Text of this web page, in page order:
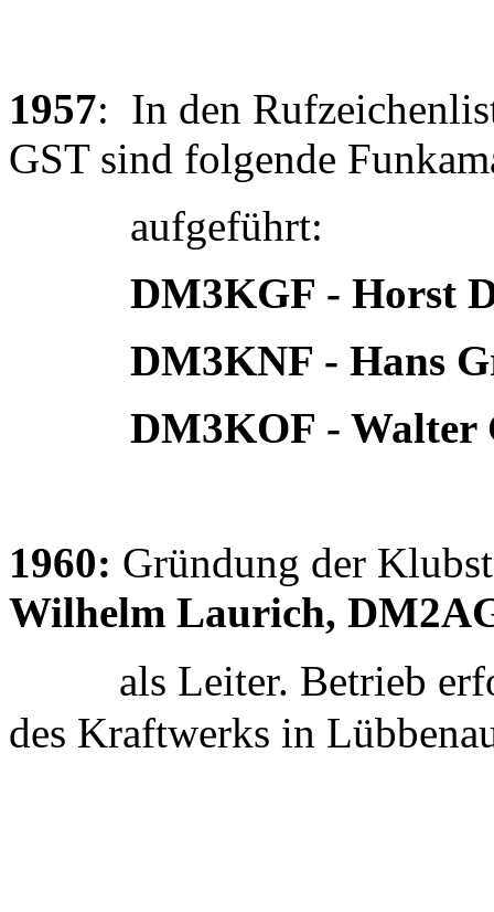
1957: In den
GST sind folgende
aufgeführt:
DM3KGF - Horst
DM3KNF - Hans
DM3KOF - Walter
1960: Gründung der
Wilhelm Laurich,
als Leiter. Betrieb
des Kraftwerks in